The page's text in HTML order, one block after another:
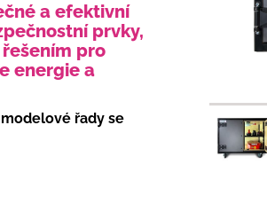
a efektivní
prvky,
pro
energie a
řady se